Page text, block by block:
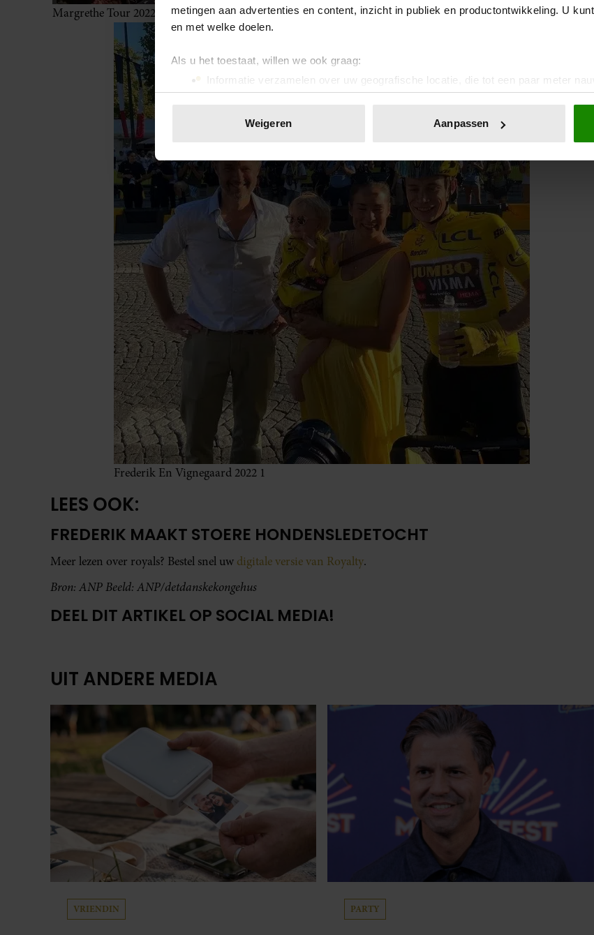
metingen aan advertenties en content, inzicht in publiek en productontwikkeling. U
en met welke doelen.
Als u het toestaat, willen we ook graag:
Informatie verzamelen over uw geografische locatie, die tot een paar meter
Uw apparaat identificeren door het actief te scannen op specifieke
toestemming op elk moment wijzigen of intrekken in de Cookieverklaring.
We gebruiken cookies om content en advertenties te personaliseren, om functies
websiteverkeer te analyseren. Ook delen we informatie over uw gebruik van onze
media, adverteren en analyse. Deze partners kunnen deze gegevens combineren met
verstrekt of die ze hebben verzameld op basis van uw gebruik van hun services. U
onze website blijft gebruiken.
Weigeren Aanpassen
Margrethe Tour 2022
Frederik En Vignegaard 2022 1
LEES OOK:
FREDERIK MAAKT STOERE HONDENSLEDETOCHT
Meer lezen over royals? Bestel snel uw digitale versie van Royalty.
Bron: ANP Beeld: ANP/detdanskekongehus
DEEL DIT ARTIKEL OP SOCIAL MEDIA!
UIT ANDERE MEDIA
VRIENDIN PARTY